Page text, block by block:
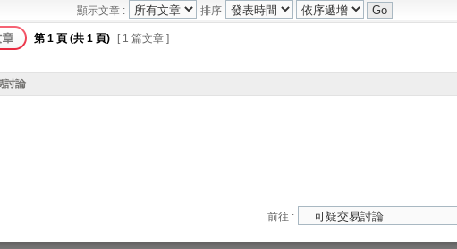
顯示文章 : 排序
第 1 頁 (共 1 頁) [ 1 篇文章 ]
討論
前往 :